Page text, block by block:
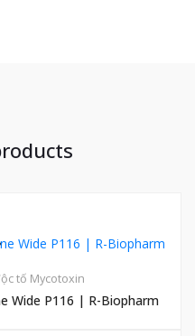
tố Mycotoxin
Wide P116 | R-Biopharm